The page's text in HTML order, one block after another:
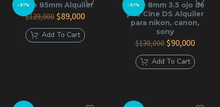
-31%
lente 85mm Alquiler
$129,000 El
precio
original
era:
$89,000El
actual
es:
Add To Cart
-31%
lente 8mm 3.5 ojo de
pez Cine DS Alquiler
para nikon, canon,
sony
$130,000 El
precio
original
era:
$90,000El
actual
es:
Add To Cart